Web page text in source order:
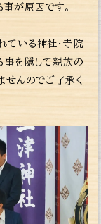
が原因です。
ている神社・寺院
事を隠して親族の
せんのでご了承く